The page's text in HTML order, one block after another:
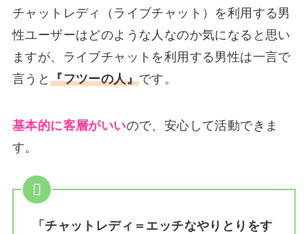
チャットレディ（ライブチャット）を利用する男
性ユーザーはどのような人なのか気になると思い
ますが、ライブチャットを利用する男性は一言で
言うと『フツーの人』です。
基本的に客層がいいので、安心して活動できま
す。
「チャットレディ＝エッチなやりとりをす